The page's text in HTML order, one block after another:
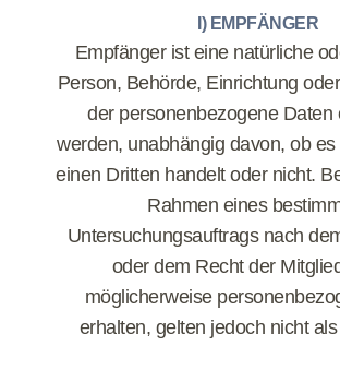
I) EMPFÄNGER
Empfänger ist eine natürliche
Person, Behörde, Einrichtung
der personenbezogene Daten
werden, unabhängig davon, ob
einen Dritten handelt oder nicht.
Rahmen eines
Untersuchungsauftrags nach
oder dem Recht der
möglicherweise
erhalten, gelten jedoch nicht